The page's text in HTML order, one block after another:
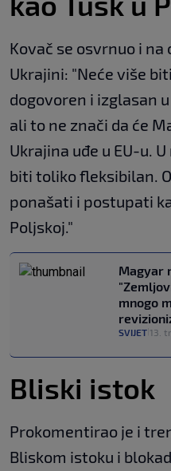
Kovač se osvrnuo i
Ukrajini: "Neće više
dogovoren i izglasan
ali to ne znači da će
Ukrajina uđe u EU-u.
biti toliko fleksibilan.
ponašati i postupati
Poljskoj."
Magyar
mnogo
SVIJET 13.
Bliski istok
Prokomentirao je i
Bliskom istoku i